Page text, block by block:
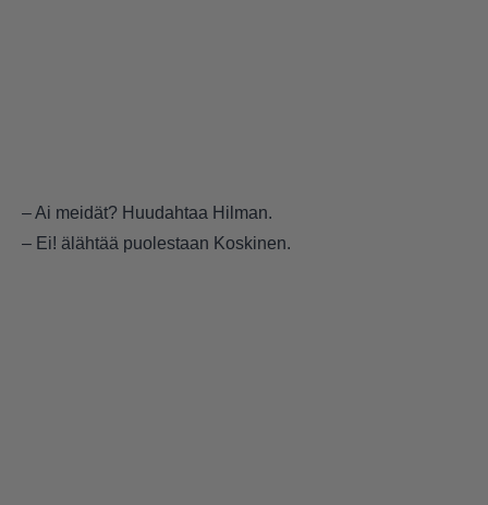
– Ai meidät? Huudahtaa Hilman.
– Ei! älähtää puolestaan Koskinen.